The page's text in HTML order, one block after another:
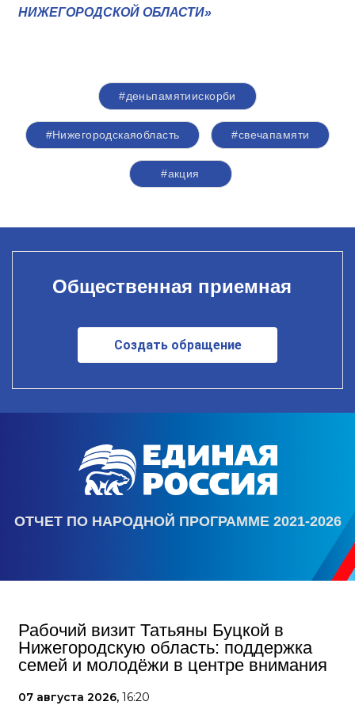
НИЖЕГОРОДСКОЙ ОБЛАСТИ»
#деньпамятиискорби
#Нижегородскаяобласть #свечапамяти
#акция
Общественная приемная
Создать обращение
ОТЧЕТ ПО НАРОДНОЙ ПРОГРАММЕ 2021-2026
Рабочий визит Татьяны Буцкой в
Нижегородскую область: поддержка
семей и молодёжи в центре внимания
07 августа 2026, 16:20